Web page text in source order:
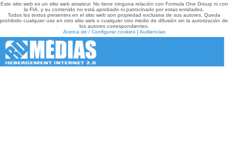
Este sitio web es un sitio web amateur. No tiene ninguna relación con Formula One Group ni con
la FIA, y su contenido no está aprobado ni patrocinado por estas entidades.
Todos los textos presentes en el sitio web son propiedad exclusiva de sus autores. Queda
prohibido cualquier uso en otro sitio web o cualquier otro medio de difusión sin la autorización de
los autores correspondientes.
Acerca de / Configurar cookies| Audiencias